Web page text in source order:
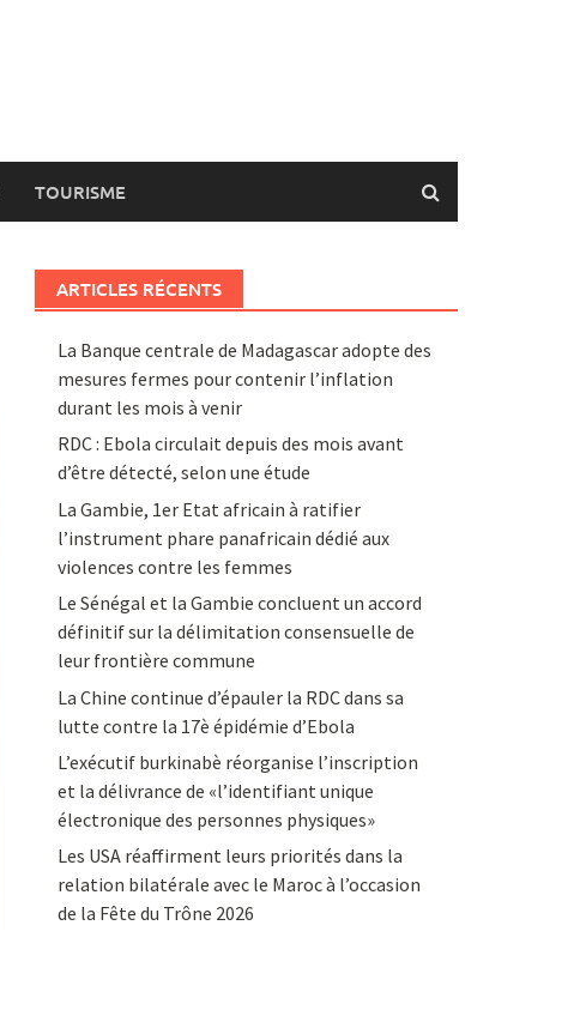
TOURISME
ARTICLES RÉCENTS
La Banque centrale de Madagascar adopte des
mesures fermes pour contenir l’inflation
durant les mois à venir
RDC : Ebola circulait depuis des mois avant
d’être détecté, selon une étude
La Gambie, 1er Etat africain à ratifier
l’instrument phare panafricain dédié aux
violences contre les femmes
Le Sénégal et la Gambie concluent un accord
définitif sur la délimitation consensuelle de
leur frontière commune
La Chine continue d’épauler la RDC dans sa
lutte contre la 17è épidémie d’Ebola
L’exécutif burkinabè réorganise l’inscription
et la délivrance de «l’identifiant unique
électronique des personnes physiques»
Les USA réaffirment leurs priorités dans la
relation bilatérale avec le Maroc à l’occasion
de la Fête du Trône 2026